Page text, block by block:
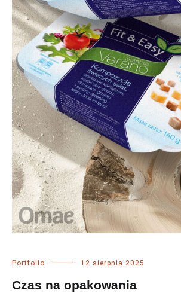
Portfolio 12 sierpnia 2025
Czas na opakowania